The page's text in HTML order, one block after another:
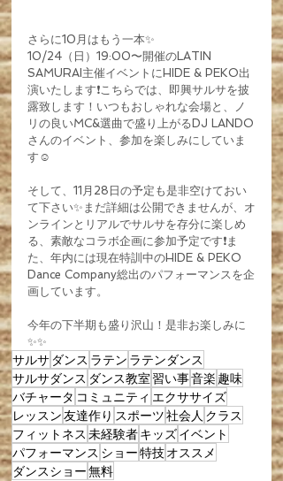
さらに10月はもう一本✨
10/24（日）19:00〜開催のLATIN
SAMURAI主催イベントにHIDE & PEKO出
演いたします❗️こちらでは、即興サルサを披
露致します！いつもおしゃれな会場と、ノ
リの良いMC&選曲で盛り上がるDJ LANDO
さんのイベント、参加を楽しみにしていま
す☺️
そして、11月28日の予定も是非空けておい
て下さい✨まだ詳細は公開できませんが、オ
ンラインとリアルでサルサを存分に楽しめ
る、素敵なコラボ企画に参加予定です❗️ま
た、年内には現在特訓中のHIDE & PEKO
Dance Company総出のパフォーマンスを企
画しています。
今年の下半期も盛り沢山！是非お楽しみに
✨✨
サルサ ダンス ラテン ラテンダンス
サルサダンス ダンス教室習い事音楽 趣味
バチャータ コミュニティ エクササイズ
レッスン友達作り スポーツ社会人 クラス
フィットネス 未経験者キッズイベント
パフォーマンス ショー特技オススメ
ダンスショー無料